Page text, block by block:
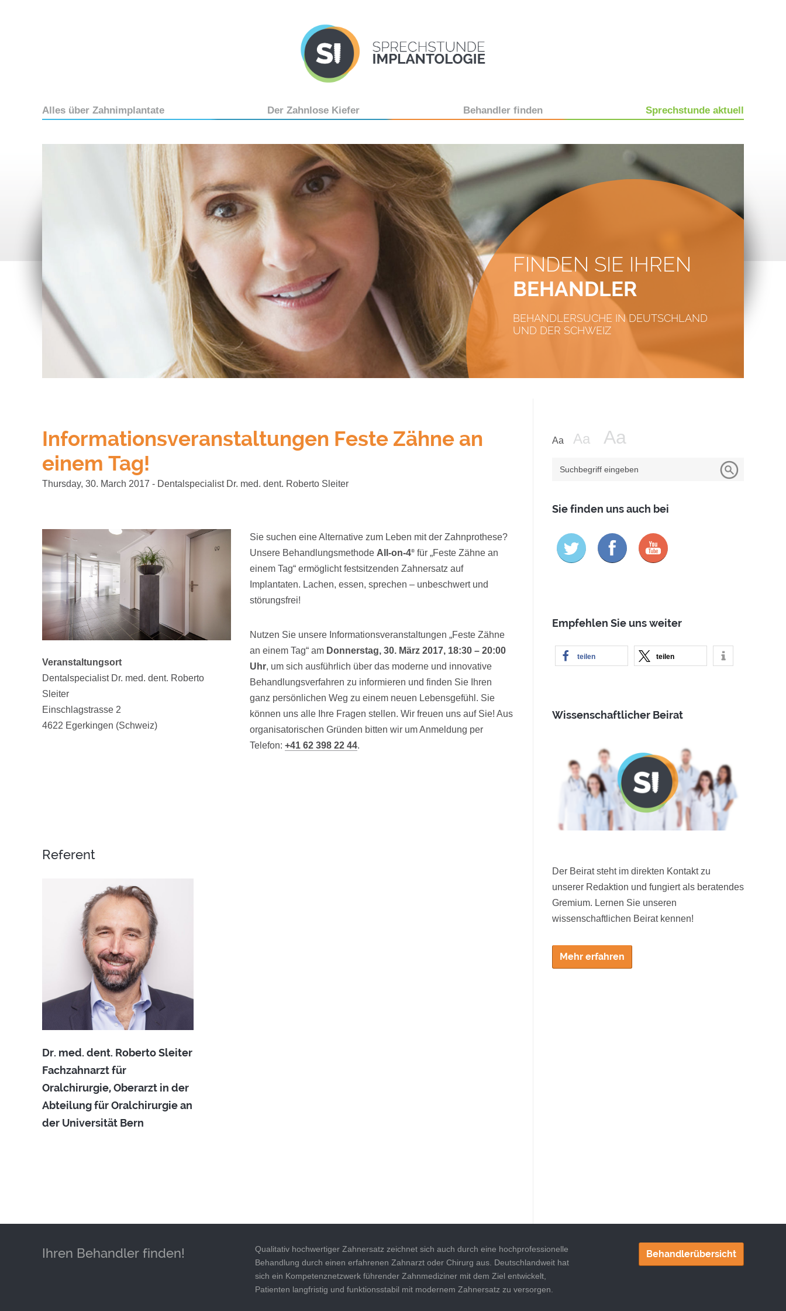
Alles über Zahnimplantate
Alles über Zahnimplantate
Was sind Implantate?
Ihnen fehlen mehrere
Warum hochwertiger
Schablonengeführte
Chirurgie – Was ist das?
Wie viel Knochen benötigt
ein Implantat?
Das gesunde Implantat
Der Zahnlose Kiefer Behandler finden Sprechstunde aktuell
Patienteninformation
Informationsveranstaltungen
FINDEN SIE IHREN
BEHANDLER
BEHANDLERSUCHE IN DEUTSCHLAND
UND DER SCHWEIZ
Informationsveranstaltungen Feste Zähne an
einem Tag!
Thursday, 30. March 2017 - Dentalspecialist Dr. med. dent. Roberto Sleiter
Veranstaltungsort
Dentalspecialist Dr. med. dent. Roberto
Sleiter
Einschlagstrasse 2
4622 Egerkingen (Schweiz)
Sie suchen eine Alternative zum Leben mit der Zahnprothese?
Unsere Behandlungsmethode All-on-4® für „Feste Zähne an
einem Tag“ ermöglicht festsitzenden Zahnersatz auf
Implantaten. Lachen, essen, sprechen – unbeschwert und
störungsfrei!
Nutzen Sie unsere Informationsveranstaltungen „Feste Zähne
an einem Tag“ am Donnerstag, 30. März 2017, 18:30 – 20:00
Uhr, um sich ausführlich über das moderne und innovative
Behandlungsverfahren zu informieren und finden Sie Ihren
ganz persönlichen Weg zu einem neuen Lebensgefühl. Sie
können uns alle Ihre Fragen stellen. Wir freuen uns auf Sie! Aus
organisatorischen Gründen bitten wir um Anmeldung per
Telefon:+41 62 398 22 44.
Referent
Dr. med. dent. Roberto Sleiter
Fachzahnarzt für
Oralchirurgie, Oberarzt in der
Abteilung für Oralchirurgie an
der Universität Bern
Suchbegriff eingeben
Sie finden uns auch bei
Empfehlen Sie uns weiter
teilen teilen
Wissenschaftlicher Beirat
Der Beirat steht im direkten Kontakt zu
unserer Redaktion und fungiert als beratendes
Gremium. Lernen Sie unseren
wissenschaftlichen Beirat kennen!
Mehr erfahren
Ihren Behandler finden!
Qualitativ hochwertiger Zahnersatz zeichnet sich auch durch eine hochprofessionelle
Behandlung durch einen erfahrenen Zahnarzt oder Chirurg aus. Deutschlandweit hat
sich ein Kompetenznetzwerk führender Zahnmediziner mit dem Ziel entwickelt,
Patienten langfristig und funktionsstabil mit modernem Zahnersatz zu versorgen.
Behandlerübersicht